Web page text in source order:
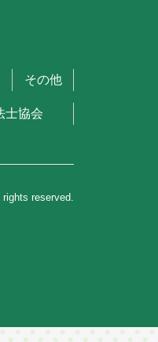
その他
士協会
reserved.